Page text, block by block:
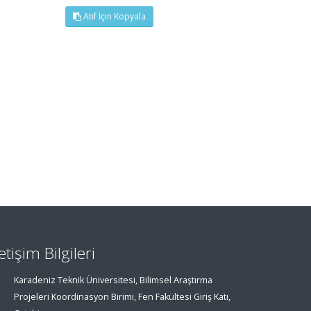
Atıf İçin Kopyala
Bilgileri
Karadeniz Teknik Üniversitesi, Bilimsel Araştırma
Projeleri Koordinasyon Birimi, Fen Fakültesi Giriş Katı,